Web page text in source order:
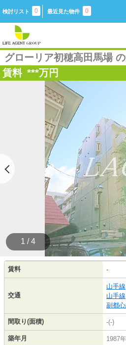
検討リスト 0 最近見た物件 0
グローリア初穂高田馬場
賃料 ***万円
1 / 4
賃料 -
交通
山手線
山手線
副都
間取り(面積) -(-)
築年月 1987